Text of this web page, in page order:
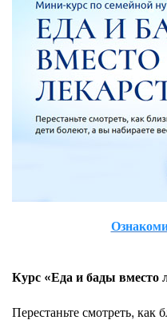
Курс «Еда и бады вместо
Перестаньте смотреть, как